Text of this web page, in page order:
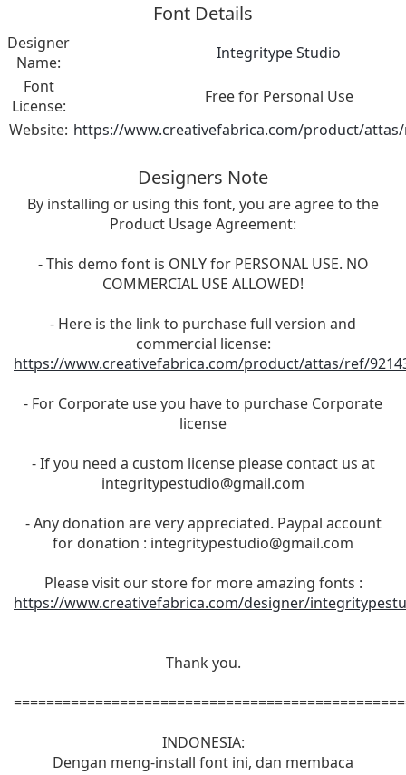
Font Details
Designer
Name:
Integritype Studio
Font
License:
Free for Personal Use
Website: https://www.creativefabrica.com/product/
Designers Note
By installing or using this font, you are agree to the
Product Usage Agreement:
- This demo font is ONLY for PERSONAL USE. NO
COMMERCIAL USE ALLOWED!
- Here is the link to purchase full version and
commercial license:
https://www.creativefabrica.com/product/attas/ref/
- For Corporate use you have to purchase Corporate
license
- If you need a custom license please contact us at
integritypestudio@gmail.com
- Any donation are very appreciated. Paypal account
for donation : integritypestudio@gmail.com
Please visit our store for more amazing fonts :
https://www.creativefabrica.com/designer/
Thank you.
INDONESIA:
Dengan meng-install font ini, dan membaca